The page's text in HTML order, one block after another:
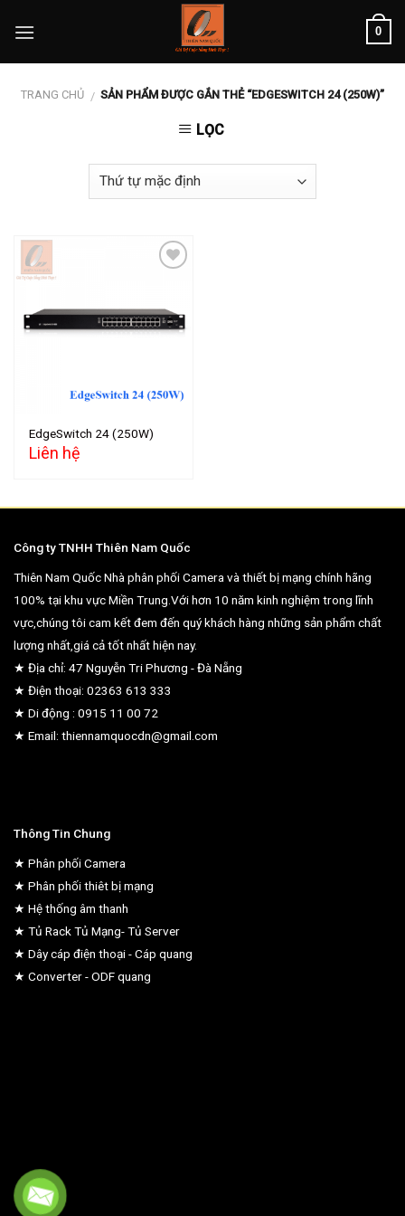
0
TRANG CHỦ / SẢN PHẨM ĐƯỢC GẮN THẺ “EDGESWITCH 24 (250W)”
LỌC
Add to
wishlist
EdgeSwitch 24 (250W)
Liên hệ
Công ty TNHH Thiên Nam Quốc
Thiên Nam Quốc Nhà phân phối Camera và thiết bị mạng chính hãng
100% tại khu vực Miền Trung.Với hơn 10 năm kinh nghiệm trong lĩnh
vực,chúng tôi cam kết đem đến quý khách hàng những sản phẩm chất
lượng nhất,giá cả tốt nhất hiện nay.
★ Địa chỉ: 47 Nguyễn Tri Phương - Đà Nẵng
★ Điện thoại: 02363 613 333
★ Di động : 0915 11 00 72
★ Email: thiennamquocdn@gmail.com
Thông Tin Chung
★ Phân phối Camera
★ Phân phối thiêt bị mạng
★ Hệ thống âm thanh
★ Tủ Rack Tủ Mạng- Tủ Server
★ Dây cáp điện thoại - Cáp quang
★ Converter - ODF quang